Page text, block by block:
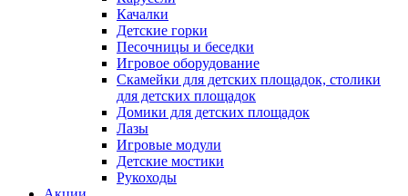
Качалки
Детские горки
Песочницы и беседки
Игровое оборудование
Скамейки для детских площадок, столики
для детских площадок
Домики для детских площадок
Лазы
Игровые модули
Детские мостики
Рукоходы